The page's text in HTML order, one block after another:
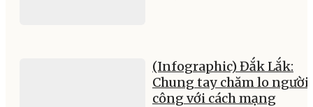
(Infographic) Đắk Lắk:
Chung tay chăm lo người
công với cách mạng